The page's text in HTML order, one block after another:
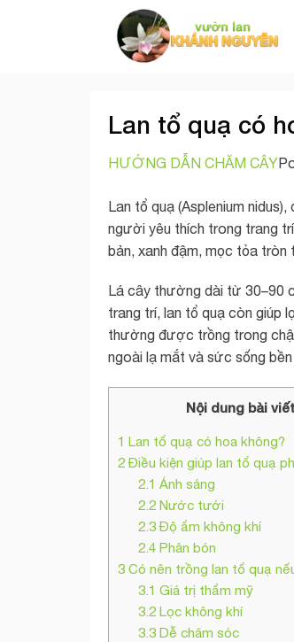
Lan tổ quạ có
HƯỚNG DẪN CHĂM CÂY
Lan tổ quạ (Asplenium
người yêu thích trong trang
bản, xanh đậm, mọc tỏa tròn
Lá cây thường dài từ 30–90
trang trí, lan tổ quạ còn giúp
thường được trồng trong
ngoài lạ mắt và sức sống
Nội dung bài
1 Lan tổ quạ có hoa không?
2Điều kiện giúp lan tổ quạ
2.1 Ánh sáng
2.2Nước tưới
2.3Độ ẩm không khí
2.4Phân bón
3 Có nên trồng lan tổ quạ
3.1 Giá trị thẩm mỹ
3.2Lọc không khí
3.3Dễ chăm sóc